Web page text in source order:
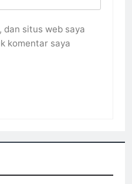
dan situs web saya
komentar saya